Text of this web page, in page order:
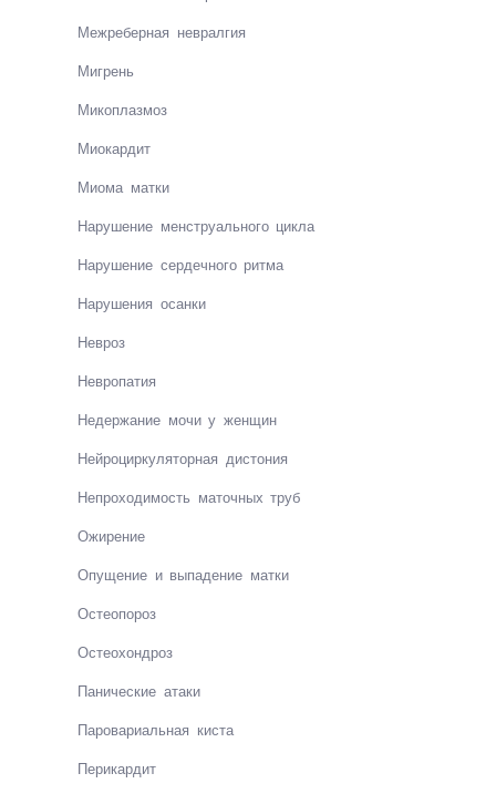
Меж­ре­бер­ная нев­рал­гия
Миг­рень
Мик­оп­лаз­моз
Миокардит
Мио­ма матки
На­ру­ше­ние менст­руаль­но­го цик­ла
На­ру­ше­ние сер­деч­но­го рит­ма
На­ру­ше­ния осан­ки
Нев­роз
Нев­ро­па­тия
Недержание мочи у женщин
Нейро­цир­ку­ля­тор­ная ди­сто­ния
Неп­ро­хо­ди­мость ма­точ­ных труб
Ожи­ре­ние
Опущение и выпадение матки
Ос­те­о­по­роз
Ос­тео­хонд­роз
Пани­чес­кие ата­ки
Паро­ва­ри­аль­ная кис­та
Пери­кар­дит